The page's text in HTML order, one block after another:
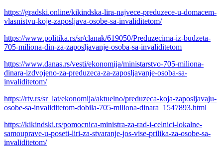
https://gradski.online/kikindska-lira-najvece-preduzece-u-domacem-
vlasnistvu-koje-zaposljava-osobe-sa-invaliditetom/
https://www.politika.rs/sr/clanak/619050/Preduzecima-iz-budzeta-
705-miliona-din-za-zaposljavanje-osoba-sa-invaliditetom
https://www.danas.rs/vesti/ekonomija/ministarstvo-705-miliona-
dinara-izdvojeno-za-preduzeca-za-zaposljavanje-osoba-sa-
invaliditetom/
https://rtv.rs/sr_lat/ekonomija/aktuelno/preduzeca-koja-zaposljavaju-
osobe-sa-invaliditetom-dobila-705-miliona-dinara_1547893.html
https://kikindski.rs/pomocnica-ministra-za-rad-i-celnici-lokalne-
samouprave-u-poseti-liri-za-stvaranje-jos-vise-prilika-za-osobe-sa-
invaliditetom/